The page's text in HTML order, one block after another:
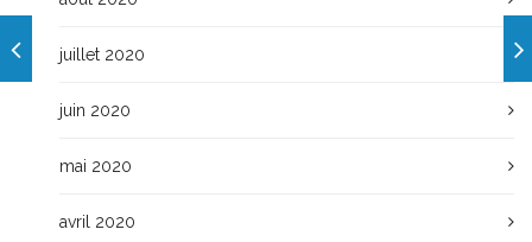
juillet 2020
juin 2020
mai 2020
avril 2020